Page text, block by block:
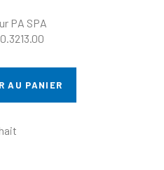
PA SPA
AU PANIER